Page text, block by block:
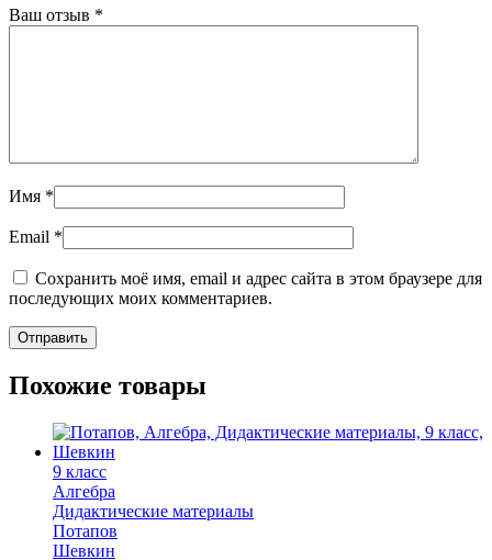
Ваш отзыв *
Имя *
Email *
Сохранить моё имя, email и адрес сайта в этом браузере для
последующих моих комментариев.
Похожие товары
9 класс
Алгебра
Дидактические материалы
Потапов
Шевкин